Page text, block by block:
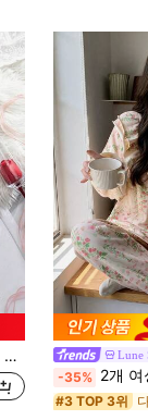
Lune
-35% 2개 여성 잠옷 세트, 귀여운
#3 TOP 3위